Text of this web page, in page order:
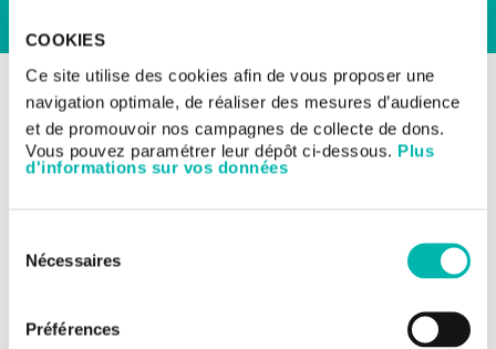
COOKIES
Ce site utilise des cookies afin de vous proposer une
navigation optimale, de réaliser des mesures d’audience
et de promouvoir nos campagnes de collecte de dons.
Vous pouvez paramétrer leur dépôt ci-dessous. Plus
d'informations sur vos données
Nécessaires
Préférences
Les essais cliniques
Cancers digestifs
RETOUR AUX ESSAIS CLINIQUES
Supplémentation
MOTHER: Modification du MicrobiOTe chez les patients
traités par immunothérapie pour un carcinome